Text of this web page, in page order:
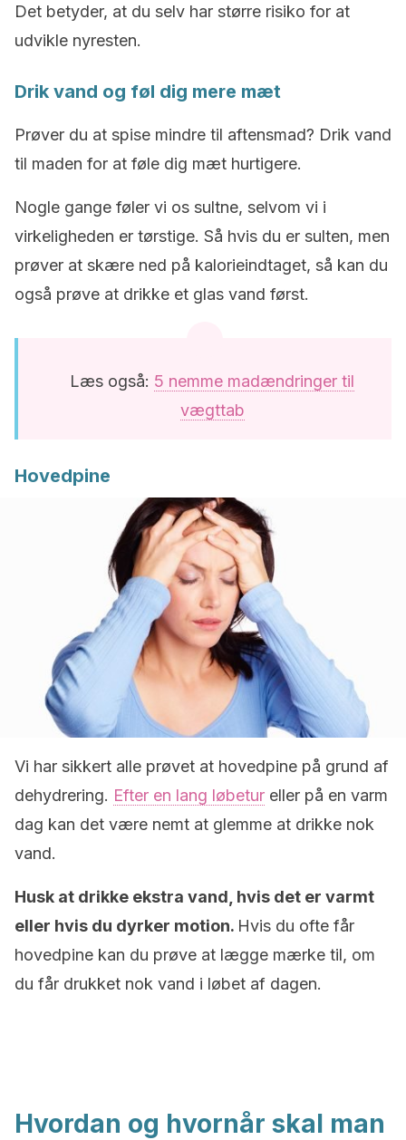
Det betyder, at du selv har større risiko for at
udvikle nyresten.
Drik vand og føl dig mere mæt
Prøver du at spise mindre til aftensmad? Drik vand
til maden for at føle dig mæt hurtigere.
Nogle gange føler vi os sultne, selvom vi i
virkeligheden er tørstige. Så hvis du er sulten, men
prøver at skære ned på kalorieindtaget, så kan du
også prøve at drikke et glas vand først.
Læs også: 5 nemme madændringer til
vægttab
Hovedpine
Vi har sikkert alle prøvet at hovedpine på grund af
dehydrering. Efter en lang løbetur eller på en varm
dag kan det være nemt at glemme at drikke nok
vand.
Husk at drikke ekstra vand, hvis det er varmt
eller hvis du dyrker motion. Hvis du ofte får
hovedpine kan du prøve at lægge mærke til, om
du får drukket nok vand i løbet af dagen.
Hvordan og hvornår skal man